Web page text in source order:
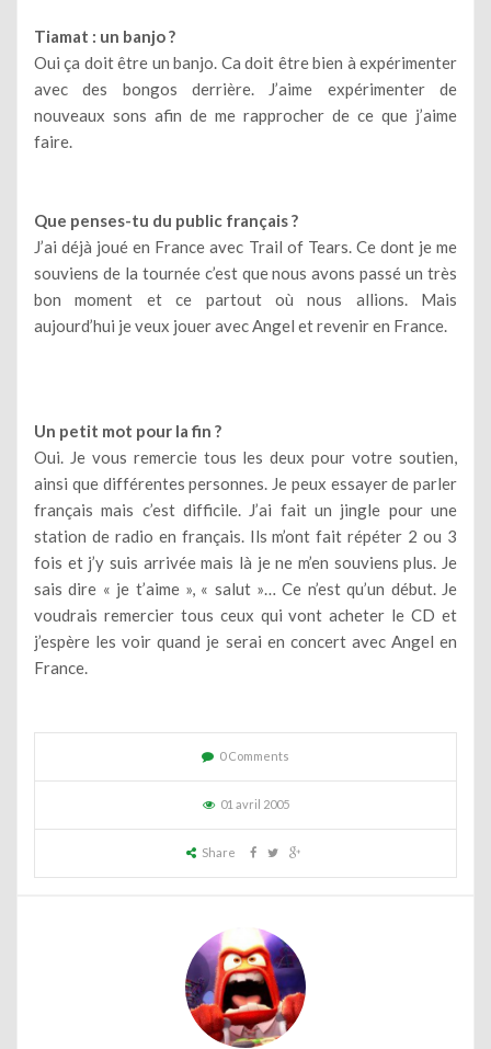
Tiamat : un banjo ?
Oui ça doit être un banjo. Ca doit être bien à expérimenter
avec des bongos derrière. J’aime expérimenter de
nouveaux sons afin de me rapprocher de ce que j’aime
faire.
Que penses-tu du public français ?
J’ai déjà joué en France avec Trail of Tears. Ce dont je me
souviens de la tournée c’est que nous avons passé un très
bon moment et ce partout où nous allions. Mais
aujourd’hui je veux jouer avec Angel et revenir en France.
Un petit mot pour la fin ?
Oui. Je vous remercie tous les deux pour votre soutien,
ainsi que différentes personnes. Je peux essayer de parler
français mais c’est difficile. J’ai fait un jingle pour une
station de radio en français. Ils m’ont fait répéter 2 ou 3
fois et j’y suis arrivée mais là je ne m’en souviens plus. Je
sais dire « je t’aime », « salut »… Ce n’est qu’un début. Je
voudrais remercier tous ceux qui vont acheter le CD et
j’espère les voir quand je serai en concert avec Angel en
France.
0 Comments
01 avril 2005
Share